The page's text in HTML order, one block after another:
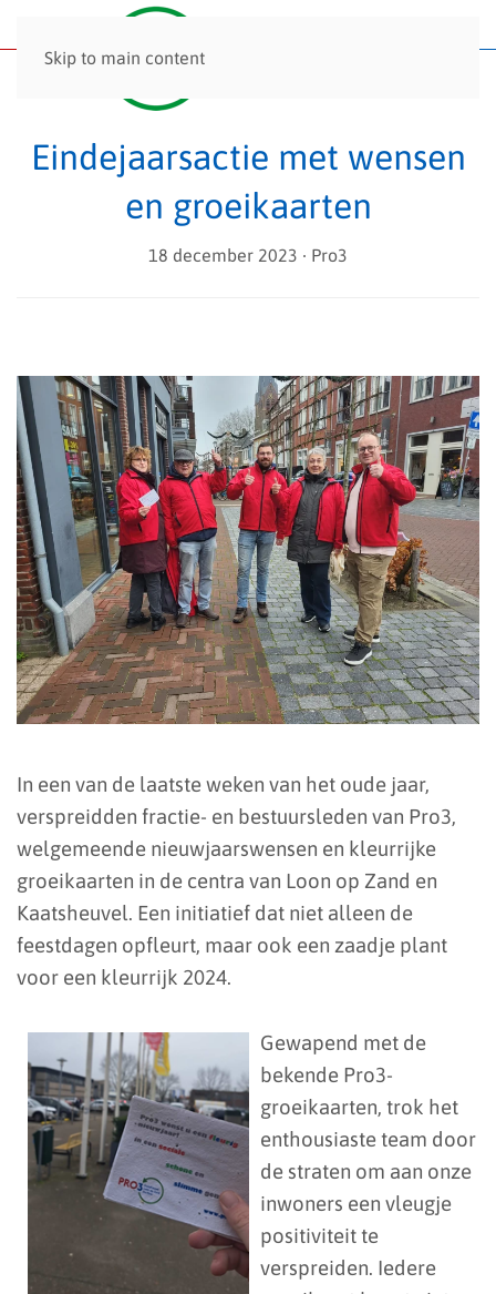
Skip to main content
Eindejaarsactie met wensen
en groeikaarten
18 december 2023 ∙ Pro3
In een van de laatste weken van het oude jaar,
verspreidden fractie- en bestuursleden van Pro3,
welgemeende nieuwjaarswensen en kleurrijke
groeikaarten in de centra van Loon op Zand en
Kaatsheuvel. Een initiatief dat niet alleen de
feestdagen opfleurt, maar ook een zaadje plant
voor een kleurrijk 2024.
Gewapend met de
bekende Pro3-
groeikaarten, trok het
enthousiaste team door
de straten om aan onze
inwoners een vleugje
positiviteit te
verspreiden. Iedere